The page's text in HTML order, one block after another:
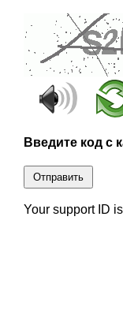
Введите код с
Отправить
Your support ID